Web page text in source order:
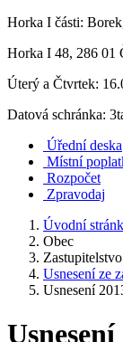
Horka I části:
Horka I 48, 286 01
Úterý a Čtvrtek:
Datová schránka:
Úřední deska
Místní
Rozpočet
Zpravodaj
Úvodní
Obec
Usnesení ze
Usnesení